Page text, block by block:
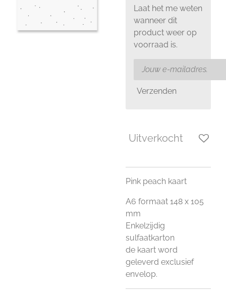
Laat het me weten
wanneer dit
product weer op
voorraad is.
Verzenden
Uitverkocht
Pink peach kaart
A6 formaat 148 x 105
mm
Enkelzijdig
sulfaatkarton
de kaart word
geleverd exclusief
envelop.